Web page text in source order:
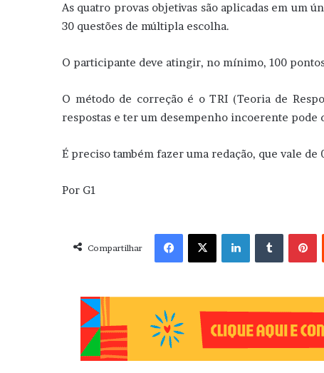
As quatro provas objetivas são aplicadas em um
30 questões de múltipla escolha.
O participante deve atingir, no mínimo, 100
O método de correção é o TRI (Teoria de
respostas e ter um desempenho incoerente
É preciso também fazer uma redação, que vale de
Por G1
Compartilhar
Facebook X Linkedin